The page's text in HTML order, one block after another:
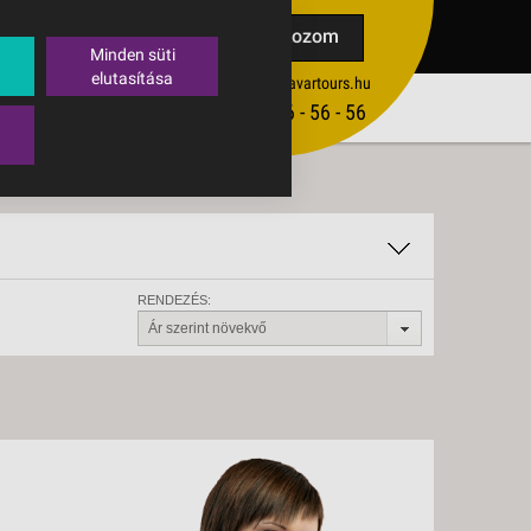
Feliratkozom
ertekesites@budavartours.hu
(+36­ 1) 3 - 56 - 56 - 56
TIPPEK
RENDEZÉS:
Ár szerint növekvő
Minden süti
elutasítása